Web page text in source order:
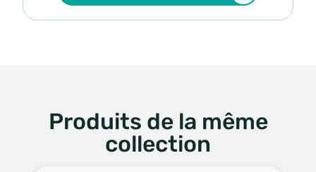
Produits de la même
collection